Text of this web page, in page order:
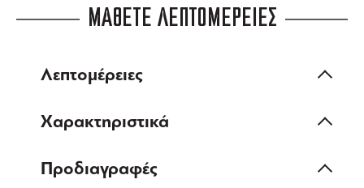
ΜΑΘΕΤΕ ΛΕΠΤΟΜΕΡΕΙΕΣ
Λεπτομέρειες
Χαρακτηριστικά
Προδιαγραφές